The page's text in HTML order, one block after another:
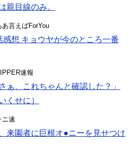
親目線のみ。
言えばForYou
感想 キョウヤが今のところ一番
速報
ぁ、これちゃんと確認した？」
くせに）
ニ速
来園者に巨根オ●ニーを見せつけ